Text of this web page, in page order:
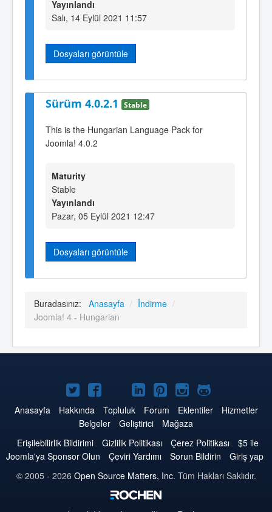
Yayınlandı
Salı, 14 Eylül 2021 11:57
Dosyaları görüntüle
Sürüm 4.0.2.1 Stable
This is the Hungarian Language Pack for
Joomla! 4.0.2
Maturity
Stable
Yayınlandı
Pazar, 05 Eylül 2021 12:47
Dosyaları görüntüle
Buradasınız: Anasayfa / İndirme /
Joomla! 4 - Hungarian
Twitter'da
Joomla
Facebook'da
Joomla
YouTube'da
Joomla
LinkedIn'de
Joomla
Pinterest'de
Joomla
Instagram'da
Joomla
GitHub'da
Joomla
Anasayfa Hakkında Topluluk Forum Eklentiler
Hizmetler
Belgeler
Geliştirici
Mağaza
Erişilebilirlik Bildirimi
Gizlilik Politikası Çerez Politikası
$5 ile
Joomla'ya Sponsor Olun
Çeviri Yardımı Sorun Bildirin
Giriş yap
© 2005 - 2026 Open Source Matters, Inc. Tüm Hakları Saklıdır.